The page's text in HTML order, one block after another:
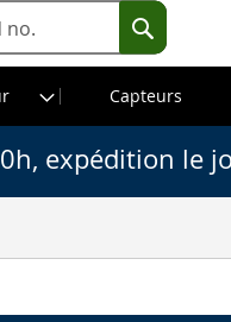
Rechercher
Capteurs
expédition le